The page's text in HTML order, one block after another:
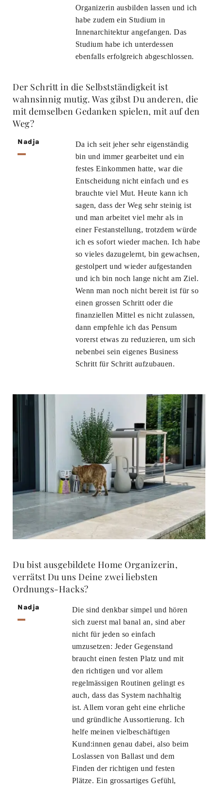
Organizerin ausbilden lassen und ich
habe zudem ein Studium in
Innenarchitektur angefangen. Das
Studium habe ich unterdessen
ebenfalls erfolgreich abgeschlossen.
Der Schritt in die Selbstständigkeit ist
wahnsinnig mutig. Was gibst Du anderen, die
mit demselben Gedanken spielen, mit auf den
Weg?
Nadja
Da ich seit jeher sehr eigenständig
bin und immer gearbeitet und ein
festes Einkommen hatte, war die
Entscheidung nicht einfach und es
brauchte viel Mut. Heute kann ich
sagen, dass der Weg sehr steinig ist
und man arbeitet viel mehr als in
einer Festanstellung, trotzdem würde
ich es sofort wieder machen. Ich habe
so vieles dazugelernt, bin gewachsen,
gestolpert und wieder aufgestanden
und ich bin noch lange nicht am Ziel.
Wenn man noch nicht bereit ist für so
einen grossen Schritt oder die
finanziellen Mittel es nicht zulassen,
dann empfehle ich das Pensum
vorerst etwas zu reduzieren, um sich
nebenbei sein eigenes Business
Schritt für Schritt aufzubauen.
Du bist ausgebildete Home Organizerin,
verrätst Du uns Deine zwei liebsten
Ordnungs-Hacks?
Nadja
Die sind denkbar simpel und hören
sich zuerst mal banal an, sind aber
nicht für jeden so einfach
umzusetzen: Jeder Gegenstand
braucht einen festen Platz und mit
den richtigen und vor allem
regelmässigen Routinen gelingt es
auch, dass das System nachhaltig
ist. Allem voran geht eine ehrliche
und gründliche Aussortierung. Ich
helfe meinen vielbeschäftigen
Kund:innen genau dabei, also beim
Loslassen von Ballast und dem
Finden der richtigen und festen
Plätze. Ein grossartiges Gefühl,